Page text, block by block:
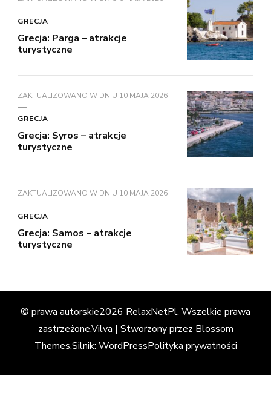
GRECJA
Grecja: Parga – atrakcje
turystyczne
ZAKTUALIZOWANO W DNIU 10 MAJA 2026
GRECJA
Grecja: Syros – atrakcje
turystyczne
ZAKTUALIZOWANO W DNIU 10 MAJA 2026
GRECJA
Grecja: Samos – atrakcje
turystyczne
© prawa autorskie2026 RelaxNetPl. Wszelkie prawa
zastrzeżone.Vilva | Stworzony przez Blossom
Themes.Silnik: WordPressPolityka prywatności